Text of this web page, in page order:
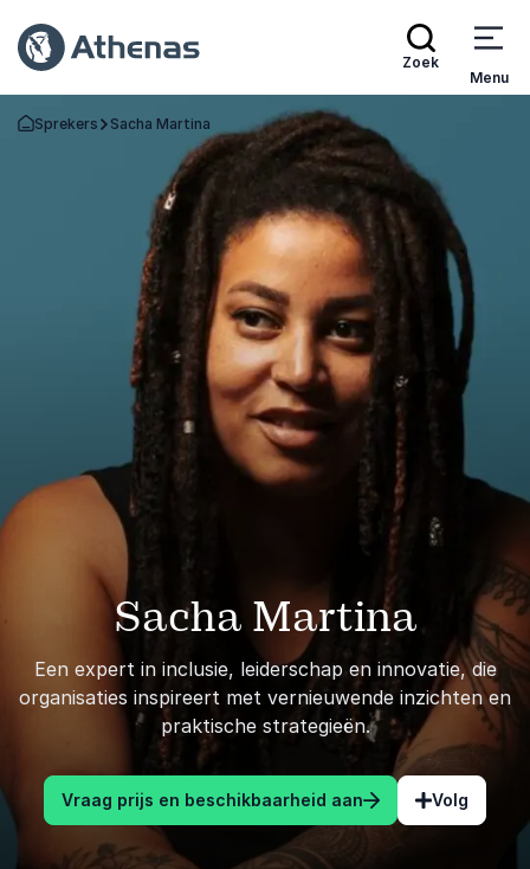
Zoek
Menu
Terug naar de startpagina
Sprekers Sacha Martina
Sacha Martina
Een expert in inclusie, leiderschap en innovatie, die
organisaties inspireert met vernieuwende inzichten en
praktische strategieën.
Vraag prijs en beschikbaarheid aan Volg